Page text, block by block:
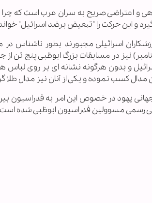
و اعتراضی صریح به سران عرب است که چرا
و این حرکت را "تبعیض برضد اسرائیل"
اسرائیلی مجبورند بطور ناشناس
نیز در مسابقات بزرگ ابوظبی پنج تن از
و بدون هرگونه نشانه ای بر روی
کسب نموده و یکی از آنان نیز مدال طلا
جهانی یهود در خصوص این امر به فدراسیون
رسمی مسوولین فدراسیون ابوظبی شده